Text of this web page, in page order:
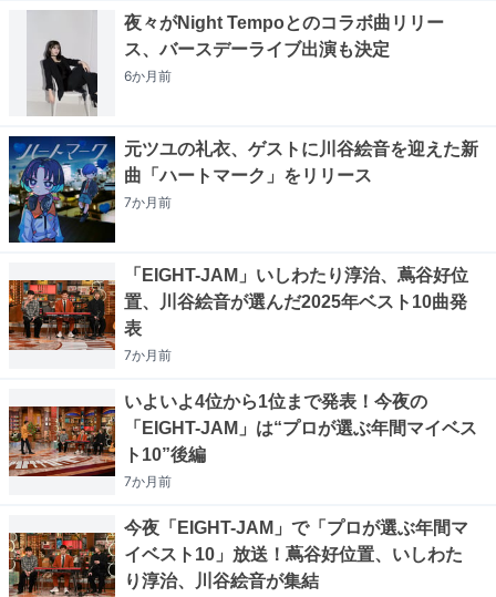
夜々がNight Tempoとのコラボ曲リリー
ス、バースデーライブ出演も決定
6か月前
元ツユの礼衣、ゲストに川谷絵音を迎えた新
曲「ハートマーク」をリリース
7か月前
「EIGHT-JAM」いしわたり淳治、蔦谷好位
置、川谷絵音が選んだ2025年ベスト10曲発
表
7か月前
いよいよ4位から1位まで発表！今夜の
「EIGHT-JAM」は“プロが選ぶ年間マイベス
ト10”後編
7か月前
今夜「EIGHT-JAM」で「プロが選ぶ年間マ
イベスト10」放送！蔦谷好位置、いしわた
り淳治、川谷絵音が集結